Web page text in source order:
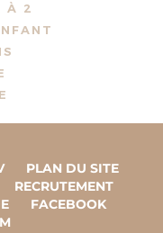
À 2
PLAN DU SITE
RECRUTEMENT
FACEBOOK